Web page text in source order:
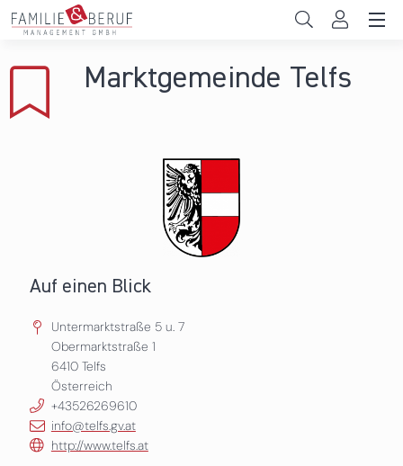
Direkt zum Inhalt
Gemeinden
Marktgemeinde Telfs
Auf einen Blick
Untermarktstraße 5 u. 7
Obermarktstraße 1
6410 Telfs
Österreich
+43526269610
info@telfs.gv.at
http://www.telfs.at